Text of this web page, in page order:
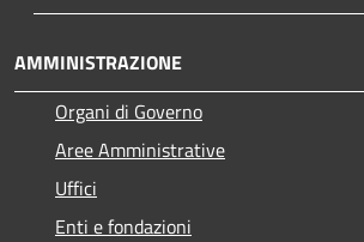
AMMINISTRAZIONE
Organi di Governo
Aree Amministrative
Uffici
Enti e fondazioni